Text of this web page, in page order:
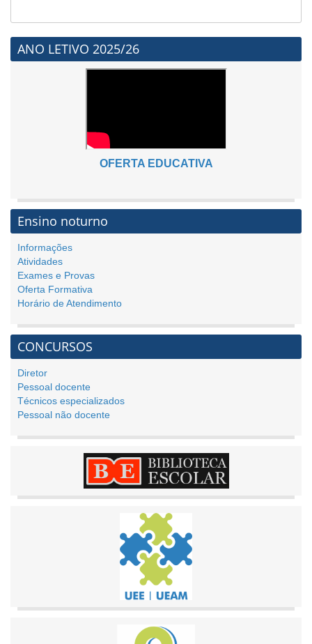
ANO LETIVO 2025/26
OFERTA EDUCATIVA
Ensino noturno
Informações
Atividades
Exames e Provas
Oferta Formativa
Horário de Atendimento
CONCURSOS
Diretor
Pessoal docente
Técnicos especializados
Pessoal não docente